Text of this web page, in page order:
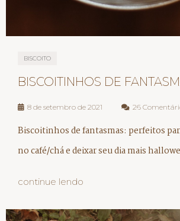
BISCOITO
BISCOITINHOS DE
8 de setembro de 2021 26
Biscoitinhos de fantasmas: perfeitos
no café/chá e deixar seu dia mais
continue lendo